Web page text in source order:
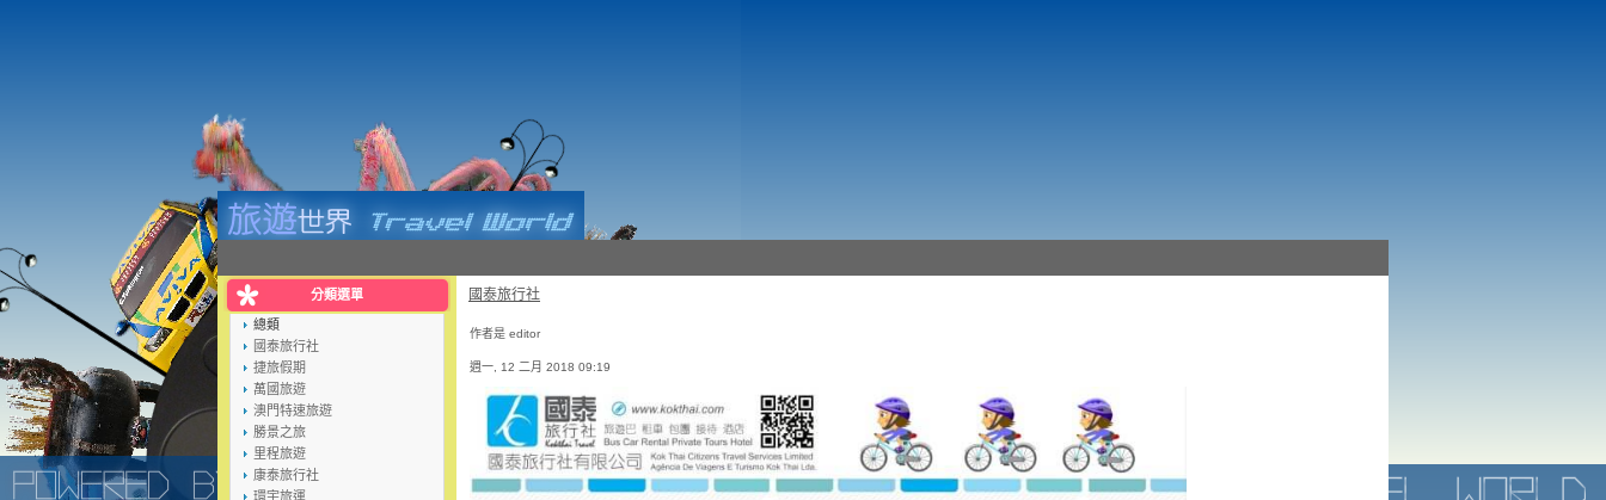
分類選單
總類
國泰旅行社
捷旅假期
萬國旅遊
澳門特速旅遊
勝景之旅
里程旅遊
康泰旅行社
環宇旅運
國泰旅行社
作者是 editor
週一, 12 二月 2018 09:19